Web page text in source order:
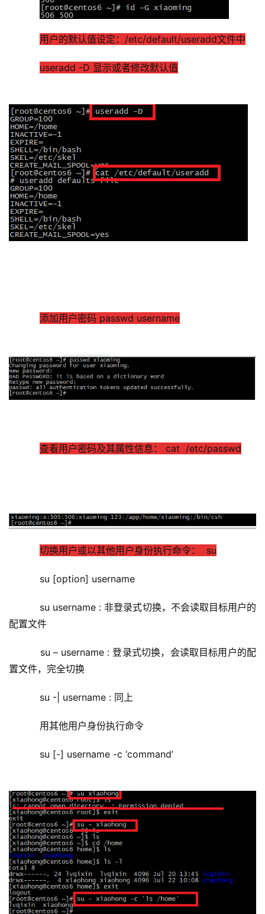
用户的默认值设定：/etc/default/useradd文件中
useradd -D 显示或者修改默认值
添加用户密码 passwd username
查看用户密码及其属性信息： cat  /etc/passwd
切换用户或以其他用户身份执行命令：  su
    su [option] username
配置文件
置文件，完全切换
    su -| username : 同上
    用其他用户身份执行命令
    su [-] username -c ‘command’